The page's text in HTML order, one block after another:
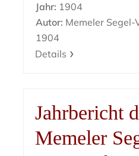
Jahr: 1904
Autor: Memeler Segel-
1904
Details
Jahrbericht
Memeler